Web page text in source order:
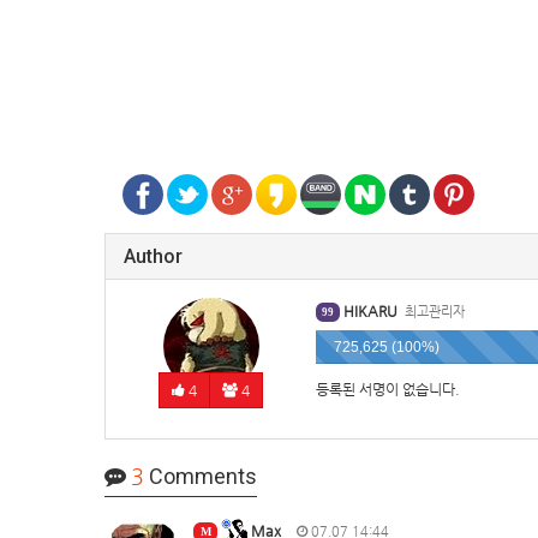
Author
4 4
99 HIKARU 최고관리자
725,625 (100%)
등록된 서명이 없습니다.
3 Comments
M Max 07.07 14:44